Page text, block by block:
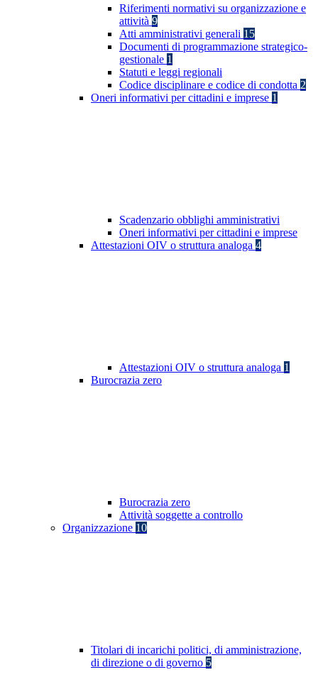
Riferimenti normativi su organizzazione e
attività 9
Atti amministrativi generali 15
Documenti di programmazione strategico-
gestionale 1
Statuti e leggi regionali
Codice disciplinare e codice di condotta 2
Oneri informativi per cittadini e imprese 1
Scadenzario obblighi amministrativi
Oneri informativi per cittadini e imprese
Attestazioni OIV o struttura analoga 4
Attestazioni OIV o struttura analoga 1
Burocrazia zero
Burocrazia zero
Attività soggette a controllo
Organizzazione 10
Titolari di incarichi politici, di amministrazione,
di direzione o di governo 5